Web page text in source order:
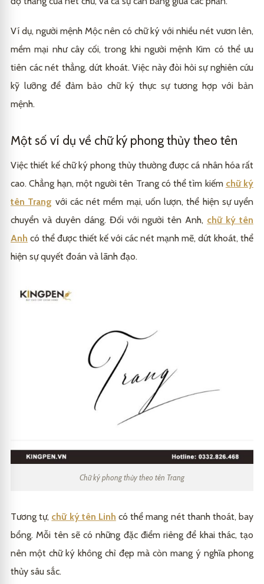
Ví dụ, người mệnh Mộc nên có chữ ký với nhiều nét vươn lên,
mềm mại như cây cối, trong khi người mệnh Kim có thể ưu
tiên các nét thẳng, dứt khoát. Việc này đòi hỏi sự nghiên cứu
kỹ lưỡng để đảm bảo chữ ký thực sự tương hợp với bản
mệnh.
Một số ví dụ về chữ ký phong thủy theo tên
Việc thiết kế chữ ký phong thủy thường được cá nhân hóa rất
cao. Chẳng hạn, một người tên Trang có thể tìm kiếm chữ ký
tên Trang với các nét mềm mại, uốn lượn, thể hiện sự uyển
chuyển và duyên dáng. Đối với người tên Anh, chữ ký tên
Anh có thể được thiết kế với các nét mạnh mẽ, dứt khoát, thể
hiện sự quyết đoán và lãnh đạo.
Chữ ký phong thủy theo tên Trang
Tương tự, chữ ký tên Linh có thể mang nét thanh thoát, bay
bổng. Mỗi tên sẽ có những đặc điểm riêng để khai thác, tạo
nên một chữ ký không chỉ đẹp mà còn mang ý nghĩa phong
thủy sâu sắc.